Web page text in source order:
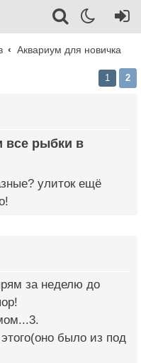
Аквариум для новичка
1 2
улиток ещё
за неделю до
было из под